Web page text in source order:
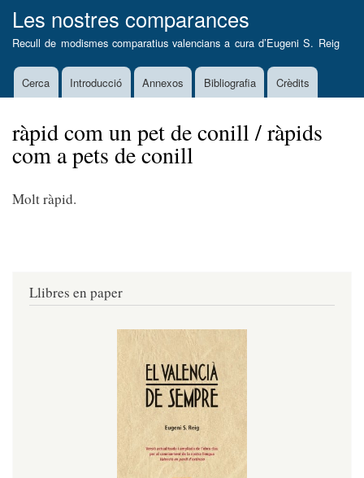
al
contingut
Les nostres comparances
Recull de modismes comparatius valencians a cura d’Eugeni S. Reig
MainCerca Introducció Annexos Bibliografia Crèdits
ràpid com un pet de conill / ràpids
com a pets de conill
Molt ràpid.
Llibres en paper